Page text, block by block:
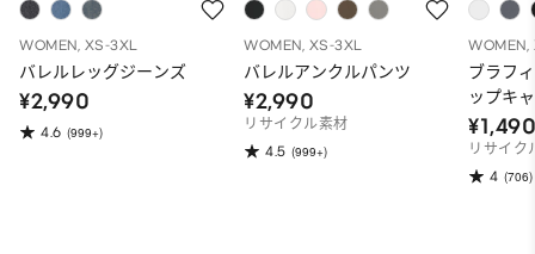
WOMEN, XS-3XL
バレルレッグジーンズ
¥2,990
4.6 (999+)
WOMEN, XS-3XL
バレルアンクルパンツ
¥2,990
リサイクル素材
4.5 (999+)
WOMEN,
ブラフ
ップキ
リサイク
4 (706)